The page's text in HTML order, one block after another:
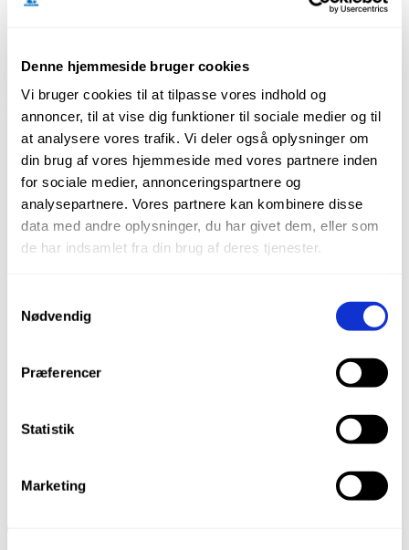
Denne hjemmeside bruger cookies
Vi bruger cookies til at tilpasse vores indhold og
annoncer, til at vise dig funktioner til sociale medier og til
at analysere vores trafik. Vi deler også oplysninger om
din brug af vores hjemmeside med vores partnere inden
for sociale medier, annonceringspartnere og
analysepartnere. Vores partnere kan kombinere disse
data med andre oplysninger, du har givet dem, eller som
de har indsamlet fra din brug af deres tjenester.
Nødvendig
Præferencer
Statistik
Marketing
Korn 24.
Relaterede produkter
Beetle håndfuge fræser
Pigskive til Rondel til Wolff Samba
Beholderstuds til støvsugerslange